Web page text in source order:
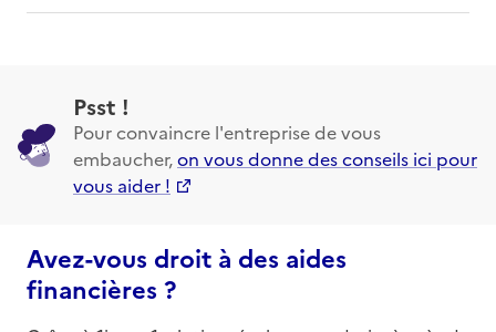
Psst !
Pour convaincre l'entreprise de vous
embaucher,on vous donne des conseils ici pour
vous aider !
Avez-vous droit à des aides
financières ?